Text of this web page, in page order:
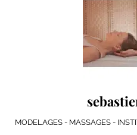
MODELAGES - MASSAGES -